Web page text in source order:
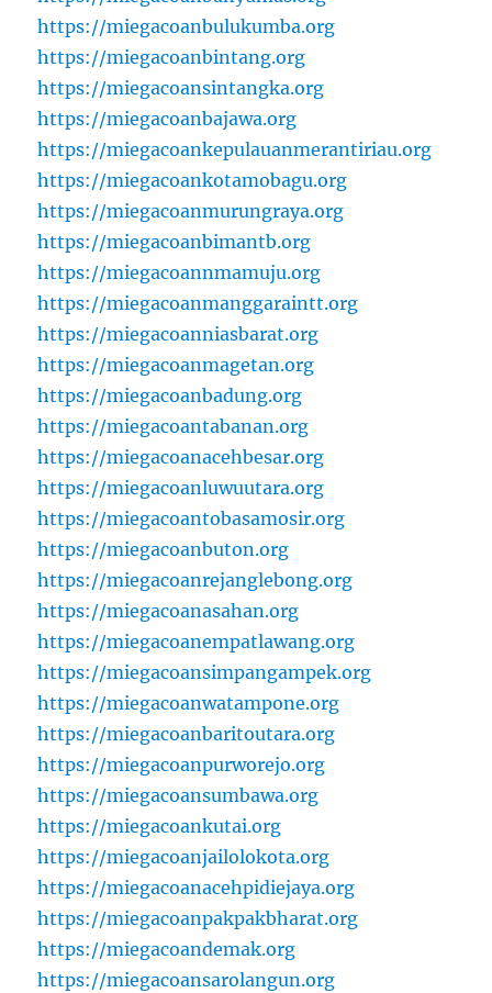
https://miegacoanbulukumba.org
https://miegacoanbintang.org
https://miegacoansintangka.org
https://miegacoanbajawa.org
https://miegacoankepulauanmerantiriau.org
https://miegacoankotamobagu.org
https://miegacoanmurungraya.org
https://miegacoanbimantb.org
https://miegacoannmamuju.org
https://miegacoanmanggaraintt.org
https://miegacoanniasbarat.org
https://miegacoanmagetan.org
https://miegacoanbadung.org
https://miegacoantabanan.org
https://miegacoanacehbesar.org
https://miegacoanluwuutara.org
https://miegacoantobasamosir.org
https://miegacoanbuton.org
https://miegacoanrejanglebong.org
https://miegacoanasahan.org
https://miegacoanempatlawang.org
https://miegacoansimpangampek.org
https://miegacoanwatampone.org
https://miegacoanbaritoutara.org
https://miegacoanpurworejo.org
https://miegacoansumbawa.org
https://miegacoankutai.org
https://miegacoanjailolokota.org
https://miegacoanacehpidiejaya.org
https://miegacoanpakpakbharat.org
https://miegacoandemak.org
https://miegacoansarolangun.org